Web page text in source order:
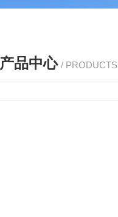
产品中心 / PRODUCTS